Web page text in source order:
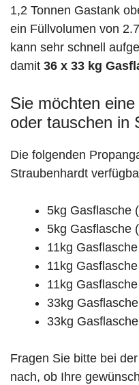
1,2 Tonnen Gastank
ein Füllvolumen von
kann sehr schnell
damit 36 x 33 kg
Sie möchten
oder tauschen in
Die folgenden
Straubenhardt
5kg Gasflasche
5kg Gasflasche
11kg
11kg
11kg
33kg
33kg
Fragen Sie bitte bei
nach, ob Ihre